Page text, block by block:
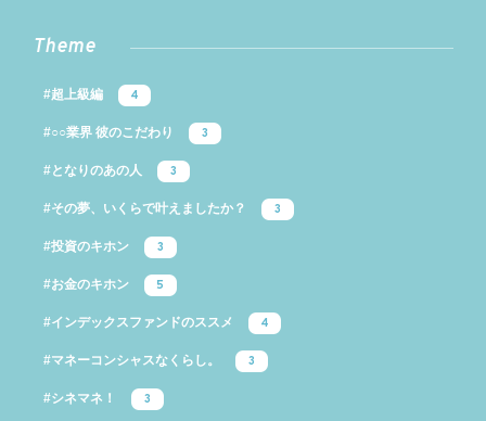
Theme
#超上級編 4
#○○業界 彼のこだわり 3
#となりのあの人 3
#その夢、いくらで叶えましたか？ 3
#投資のキホン 3
#お金のキホン 5
#インデックスファンドのススメ 4
#マネーコンシャスなくらし。 3
#シネマネ！ 3